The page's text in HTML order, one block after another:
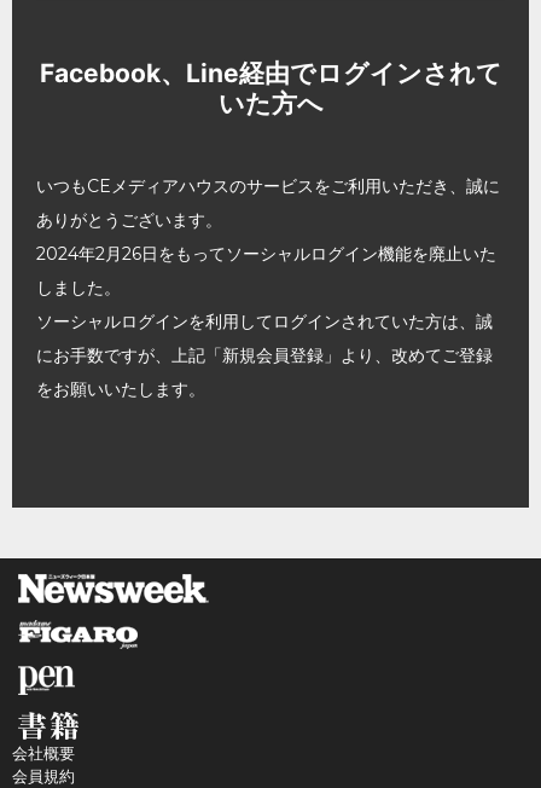
Facebook、Line経由でログインされて
いた方へ
いつもCEメディアハウスのサービスをご利用いただき、誠に
ありがとうございます。
2024年2月26日をもってソーシャルログイン機能を廃止いた
しました。
ソーシャルログインを利用してログインされていた方は、誠
にお手数ですが、上記「新規会員登録」より、改めてご登録
をお願いいたします。
会社概要
会員規約